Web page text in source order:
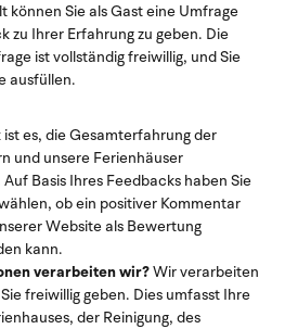
können Sie als Gast eine Umfrage
zu Ihrer Erfahrung zu geben. Die
ist vollständig freiwillig, und Sie
ausfüllen.
es, die Gesamterfahrung der
und unsere Ferienhäuser
Basis Ihres Feedbacks haben Sie
ob ein positiver Kommentar
Website als Bewertung
kann.
verarbeiten wir?Wir verarbeiten
freiwillig geben. Dies umfasst Ihre
der Reinigung, des